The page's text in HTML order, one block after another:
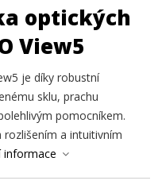
optických
View5
je díky robustní
sklu, prachu
pomocníkem.
rozlišením a intuitivním
informace